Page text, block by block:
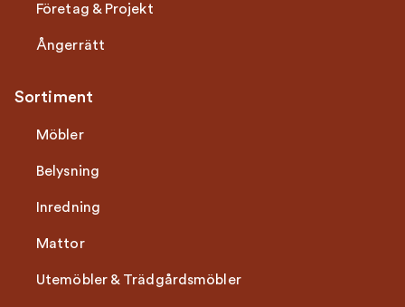
Företag & Projekt
Ångerrätt
Sortiment
Möbler
Belysning
Inredning
Mattor
Utemöbler & Trädgårdsmöbler